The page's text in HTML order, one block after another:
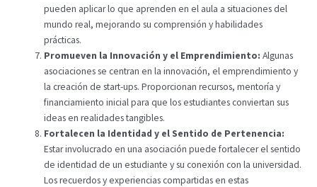
pueden aplicar lo que aprenden en el aula a situaciones del
mundo real, mejorando su comprensión y habilidades
prácticas.
Promueven la Innovación y el Emprendimiento: Algunas
asociaciones se centran en la innovación, el emprendimiento y
la creación de start-ups. Proporcionan recursos, mentoría y
financiamiento inicial para que los estudiantes conviertan sus
ideas en realidades tangibles.
Fortalecen la Identidad y el Sentido de Pertenencia:
Estar involucrado en una asociación puede fortalecer el sentido
de identidad de un estudiante y su conexión con la universidad.
Los recuerdos y experiencias compartidas en estas